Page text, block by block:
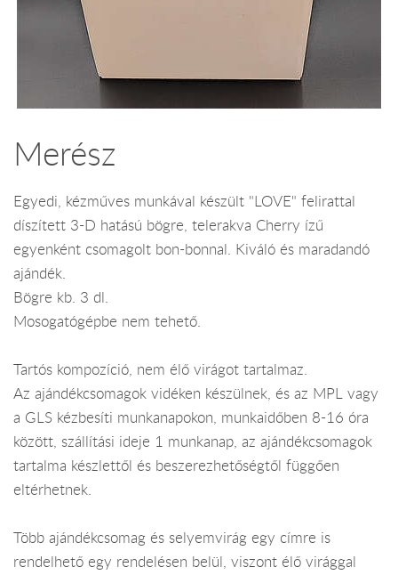
Merész
Egyedi, kézműves munkával készült "LOVE" felirattal
díszített 3-D hatású bögre, telerakva Cherry ízű
egyenként csomagolt bon-bonnal. Kiváló és maradandó
ajándék.
Bögre kb. 3 dl.
Mosogatógépbe nem tehető.
Tartós kompozíció, nem élő virágot tartalmaz.
Az ajándékcsomagok vidéken készülnek, és az MPL vagy
a GLS kézbesíti munkanapokon, munkaidőben 8-16 óra
között, szállítási ideje 1 munkanap, az ajándékcsomagok
tartalma készlettől és beszerezhetőségtől függően
eltérhetnek.
Több ajándékcsomag és selyemvirág egy címre is
rendelhető egy rendelésen belül, viszont élő virággal